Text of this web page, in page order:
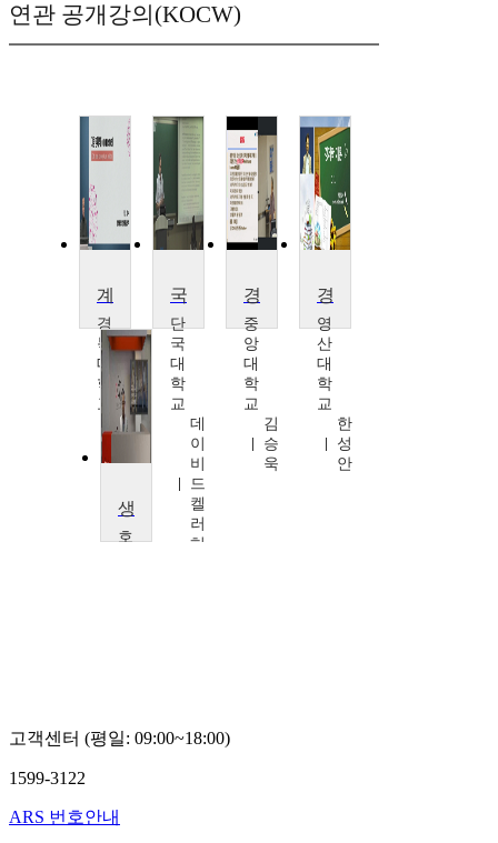
연관 공개강의(KOCW)
경
북
대
학
교
정
호
단
국
대
학
교
데
이
비
드
켈
러
허
중
앙
대
학
교
김
승
욱
영
산
대
학
교
한
성
안
호
고객센터 (평일: 09:00~18:00)
1599-3122
ARS 번호안내